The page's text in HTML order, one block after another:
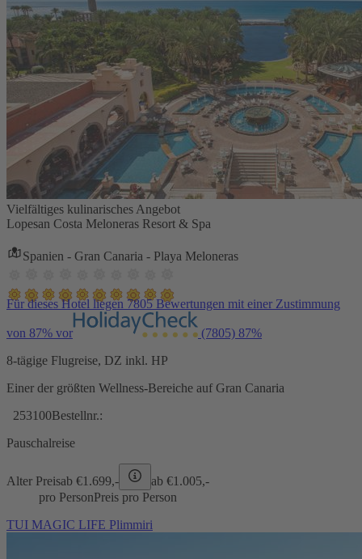
Vielfältiges kulinarisches Angebot
Lopesan Costa Meloneras Resort & Spa
Spanien - Gran Canaria - Playa Meloneras
Für dieses Hotel liegen 7805 Bewertungen mit einer Zustimmung
von 87% vor (7805) 87%
8-tägige Flugreise, DZ inkl. HP
Einer der größten Wellness-Bereiche auf Gran Canaria
253100Bestellnr.:
Pauschalreise
Alter Preisab €1.699,- ab €1.005,-
pro PersonPreis pro Person
TUI MAGIC LIFE Plimmiri